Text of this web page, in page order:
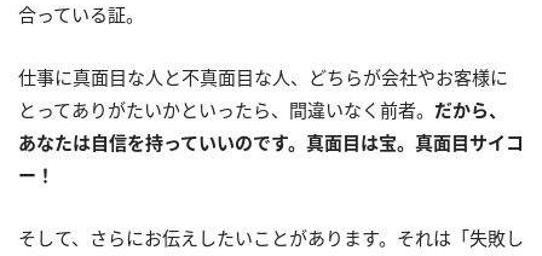
合っている証。
仕事に真面目な人と不真面目な人、どちらが会社やお客様に
とってありがたいかといったら、間違いなく前者。 だから、
あなたは自信を持っていいのです。真面目は宝。真面目サイコ
ー！
そして、さらにお伝えしたいことがあります。それは「失敗し